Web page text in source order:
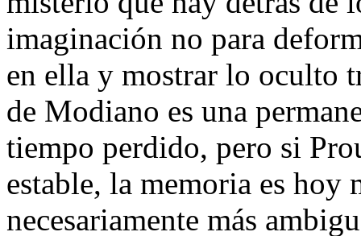
imaginación no para
en ella y mostrar lo oculto
de Modiano es una
tiempo perdido, pero si
estable, la memoria es hoy
necesariamente más